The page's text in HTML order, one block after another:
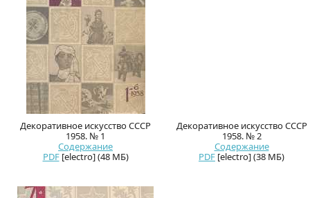
Декоративное искусство СССР
1958. № 1
Содержание
PDF[electro] (48 МБ)
Декоративное искусство СССР
1958. № 2
Содержание
PDF [electro] (38 МБ)